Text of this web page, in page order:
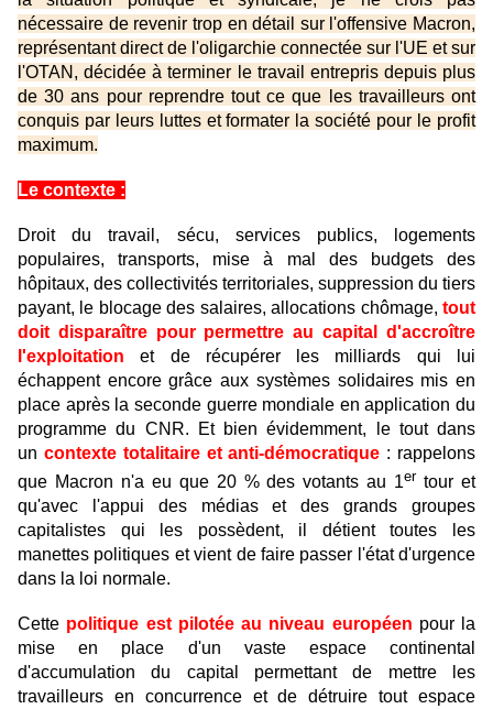
nécessaire de revenir trop en détail sur l'offensive Macron,
représentant direct de l'oligarchie connectée sur l'UE et sur
l'OTAN, décidée à terminer le travail entrepris depuis plus
de 30 ans pour reprendre tout ce que les travailleurs ont
conquis par leurs luttes et formater la société pour le profit
maximum.
Le contexte :
Droit du travail, sécu, services publics, logements
populaires, transports, mise à mal des budgets des
hôpitaux, des collectivités territoriales, suppression du tiers
payant, le blocage des salaires, allocations chômage, tout
doit disparaître pour permettre au capital d'accroître
l'exploitation et de récupérer les milliards qui lui
échappent encore grâce aux systèmes solidaires mis en
place après la seconde guerre mondiale en application du
programme du CNR. Et bien évidemment, le tout dans
un contexte totalitaire et anti-démocratique : rappelons
que Macron n'a eu que 20 % des votants au 1er tour et
qu'avec l'appui des médias et des grands groupes
capitalistes qui les possèdent, il détient toutes les
manettes politiques et vient de faire passer l'état d'urgence
dans la loi normale.
Cette politique est pilotée au niveau européen pour la
mise en place d'un vaste espace continental
d'accumulation du capital permettant de mettre les
travailleurs en concurrence et de détruire tout espace